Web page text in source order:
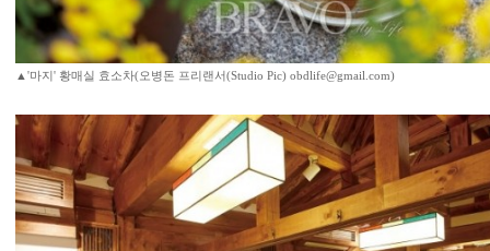
▲'마지' 황매실 효소차(오병돈 프리랜서(Studio Pic) obdlife@gmail.com)